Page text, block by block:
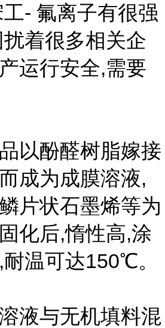
- 氟离子有很强
着很多相关企
运行安全,需要
以酚醛树脂嫁接
成为成膜溶液,
片状石墨烯等为
化后,惰性高,涂
温可达150℃。
液与无机填料混